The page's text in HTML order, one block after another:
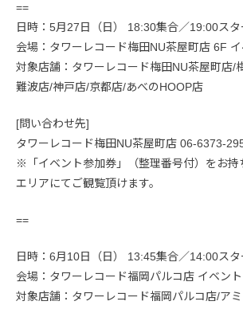
==
日時：5月27日（日） 18:30集合／19:00スタ
会場：タワーレコード梅田NU茶屋町店 6F
対象店舗：タワーレコード梅田NU茶屋町店/
難波店/神戸店/京都店/あべのHOOP店
[問い合わせ先]
タワーレコード梅田NU茶屋町店 06-6373-
※「イベント参加券」（整理番号付）をお持
エリアにてご観覧頂けます。
==
日時：6月10日（日） 13:45集合／14:00スタ
会場：タワーレコード福岡パルコ店 イベン
対象店舗：タワーレコード福岡パルコ店/ア